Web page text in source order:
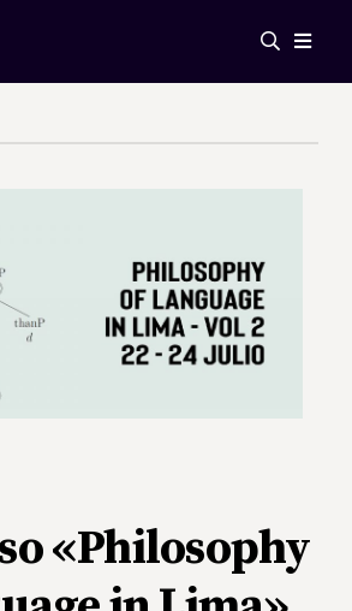
«Philosophy